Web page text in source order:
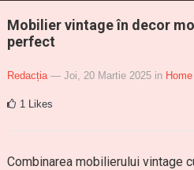
Mobilier vintage în decor
perfect
Redacția — Joi, 20 Martie 2025 in
1 Likes
Combinarea mobilierului vintage